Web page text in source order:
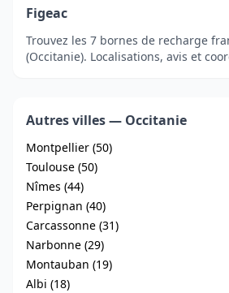
Figeac
Trouvez les 7 bornes de recharge
(Occitanie). Localisations, avis et
Autres villes — Occitanie
Montpellier (50)
Toulouse (50)
Nîmes (44)
Perpignan (40)
Carcassonne (31)
Narbonne (29)
Montauban (19)
Albi (18)